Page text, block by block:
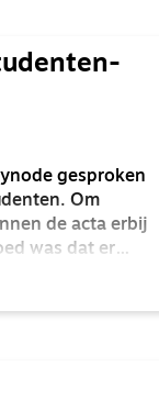
gesproken
Om
de acta erbij
was dat er